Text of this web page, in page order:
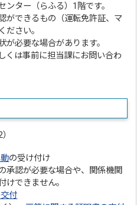
ター（らふる）1階です。
ができるもの（運転免許証、マ
ださい。
必要な場合があります。
くは事前に担当課にお問い合わ
の受け付け
認が必要な場合や、関係機関
けできません。
付